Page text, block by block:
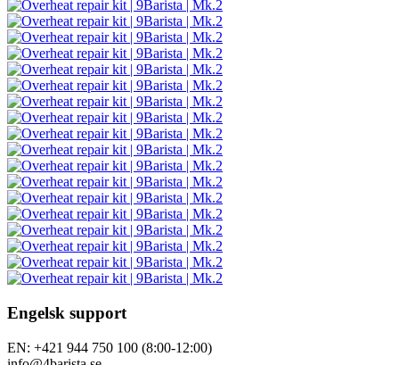
Engelsk support
EN: +421 944 750 100 (8:00-12:00)